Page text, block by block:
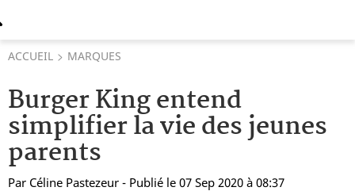
ACCUEIL MARQUES
Burger King entend
simplifier la vie des jeunes
parents
Par Céline Pastezeur - Publié le 07 Sep 2020 à 08:37